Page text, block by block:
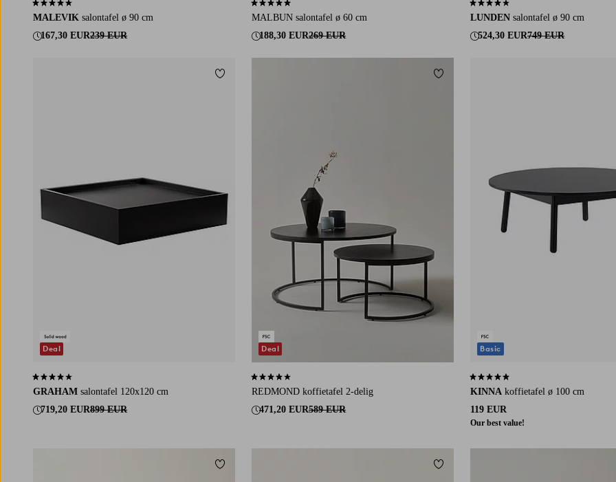
MALEVIK salontafel ø 90 cm
167,30 EUR239 EUR
4,3 op basis van 84 beoordelingen
MALBUN salontafel ø 60 cm
188,30 EUR269 EUR
5,0 op basis van 3 beoordelingen
LUNDEN salontafel ø 90 cm
524,30 EUR749 EUR
4,1 op basis van 8 beoordelingen
GRAHAM salontafel 120x120 cm
719,20 EUR899 EUR
3,9 op basis van 8 beoordelingen
Deal
Toevoegen aan favorieten
REDMOND koffietafel 2-delig
471,20 EUR589 EUR
4,0 op basis van 18 beoordelingen
Deal
Toevoegen aan favorieten
KINNA koffietafel ø 100 cm
119 EUR
Our best value!
4,8 op basis van 12 beoordelingen
Basic
Toevoegen aan favorieten Toevoegen aan favorieten